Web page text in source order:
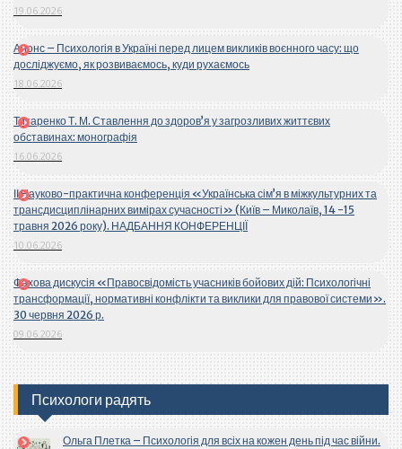
19.06.2026
Анонс – Психологія в Україні перед лицем викликів воєнного часу: що
досліджуємо, як розвиваємось, куди рухаємось
18.06.2026
Титаренко Т. М. Ставлення до здоров’я у загрозливих життєвих
обставинах: монографія
16.06.2026
ІІ Науково-практична конференція «Українська сім’я в міжкультурних та
трансдисциплінарних вимірах сучасності» (Київ – Миколаїв, 14 -15
травня 2026 року). НАДБАННЯ КОНФЕРЕНЦІЇ
10.06.2026
Фахова дискусія «Правосвідомість учасників бойових дій: Психологічні
трансформації, нормативні конфлікти та виклики для правової системи».
30 червня 2026 р.
09.06.2026
Психологи радять
Ольга Плетка – Психологія для всіх на кожен день під час війни.